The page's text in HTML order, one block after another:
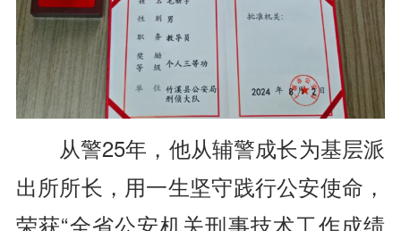
从警25年， 他从辅警成长为基层派
出所所长， 用一生坚守践行公安使命，
荣获“全省公安机关刑事技术工作成绩